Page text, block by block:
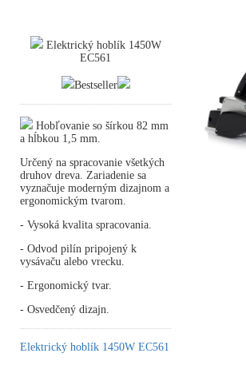
Elektrický hoblík 1450W
EC561
Bestseller
Hobľovanie so šírkou 82 mm
a hĺbkou 1,5 mm.
Určený na spracovanie všetkých
druhov dreva. Zariadenie sa
vyznačuje moderným dizajnom a
ergonomickým tvarom.
- Vysoká kvalita spracovania.
- Odvod pilín pripojený k
vysávaču alebo vrecku.
- Ergonomický tvar.
- Osvedčený dizajn.
Elektrický hoblík 1450W EC561